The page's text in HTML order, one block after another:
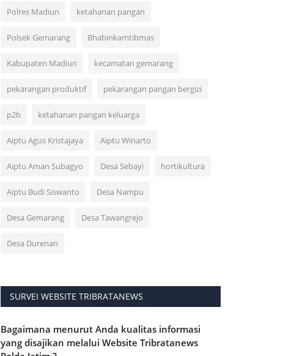
Polres Madiun ketahanan pangan
Polsek Gemarang Bhabinkamtibmas
Kabupaten Madiun kecamatan gemarang
pekarangan produktif pekarangan pangan bergizi
p2b ketahanan pangan keluarga
Aiptu Agus Kristajaya Aiptu Winarto
Aiptu Aman Subagyo Desa Sebayi hortikultura
Aiptu Budi Siswanto Desa Nampu
Desa Gemarang Desa Tawangrejo
Desa Durenan
SURVEI WEBSITE TRIBRATANEWS
Bagaimana menurut Anda kualitas informasi
yang disajikan melalui Website Tribratanews